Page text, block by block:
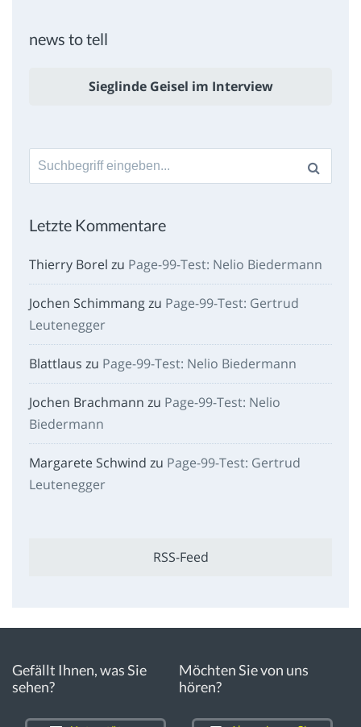
news to tell
Sieglinde Geisel im Interview
Suche
nach:
Letzte Kommentare
Thierry Borel zu Page-99-Test: Nelio Biedermann
Jochen Schimmangzu Page-99-Test: Gertrud
Leutenegger
Blattlaus zu Page-99-Test: Nelio Biedermann
Jochen Brachmann zu Page-99-Test: Nelio
Biedermann
Margarete Schwind zu Page-99-Test: Gertrud
Leutenegger
RSS-Feed
Gefällt Ihnen, was Sie
sehen?
Möchten Sie von uns
hören?